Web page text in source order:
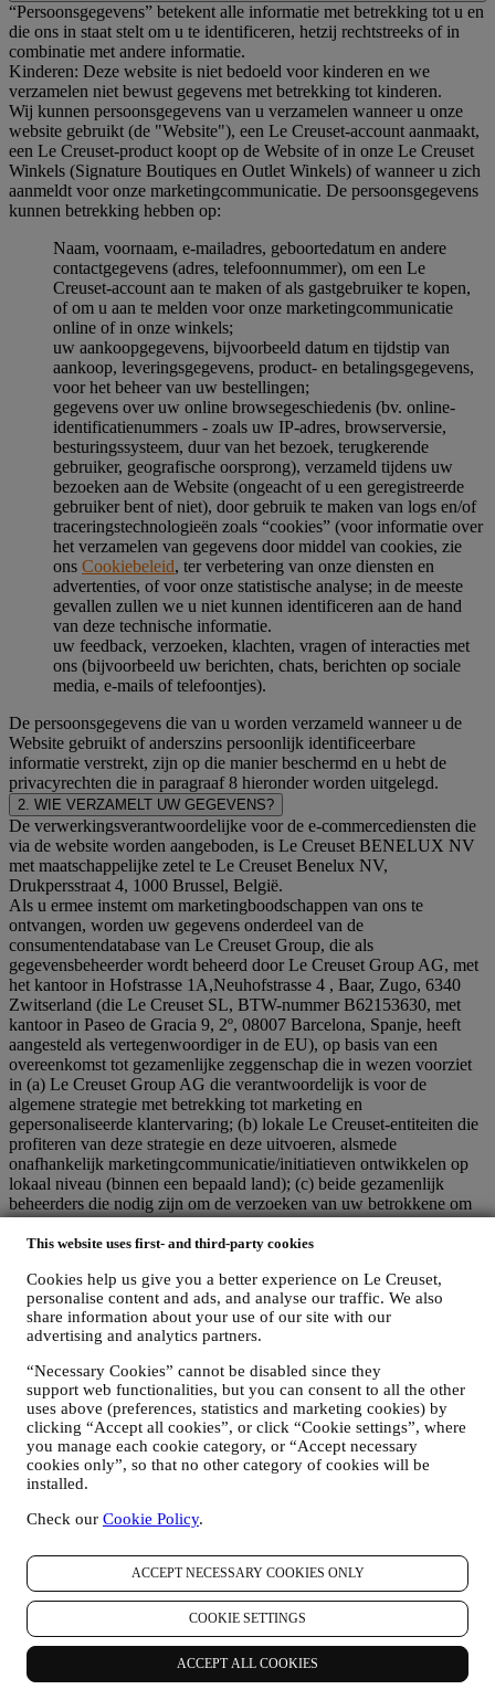
This website uses first- and third-party cookies
Cookies help us give you a better experience on Le Creuset,
personalise content and ads, and analyse our traffic. We also
share information about your use of our site with our
advertising and analytics partners.
“Necessary Cookies” cannot be disabled since they
support web functionalities, but you can consent to all the other
uses above (preferences, statistics and marketing cookies) by
clicking “Accept all cookies”, or click “Cookie settings”, where
you manage each cookie category, or “Accept necessary
cookies only”, so that no other category of cookies will be
installed.
Check our Cookie Policy.
ACCEPT NECESSARY COOKIES ONLY
COOKIE SETTINGS
ACCEPT ALL COOKIES
“Persoonsgegevens” betekent alle informatie met betrekking tot u en
die ons in staat stelt om u te identificeren, hetzij rechtstreeks of in
combinatie met andere informatie.
Kinderen: Deze website is niet bedoeld voor kinderen en we
verzamelen niet bewust gegevens met betrekking tot kinderen.
Wij kunnen persoonsgegevens van u verzamelen wanneer u onze
website gebruikt (de "Website"), een Le Creuset-account aanmaakt,
een Le Creuset-product koopt op de Website of in onze Le Creuset
Winkels (Signature Boutiques en Outlet Winkels) of wanneer u zich
aanmeldt voor onze marketingcommunicatie. De persoonsgegevens
kunnen betrekking hebben op:
Naam, voornaam, e-mailadres, geboortedatum en andere
contactgegevens (adres, telefoonnummer), om een Le
Creuset-account aan te maken of als gastgebruiker te kopen,
of om u aan te melden voor onze marketingcommunicatie
online of in onze winkels;
uw aankoopgegevens, bijvoorbeeld datum en tijdstip van
aankoop, leveringsgegevens, product- en betalingsgegevens,
voor het beheer van uw bestellingen;
gegevens over uw online browsegeschiedenis (bv. online-
identificatienummers - zoals uw IP-adres, browserversie,
besturingssysteem, duur van het bezoek, terugkerende
gebruiker, geografische oorsprong), verzameld tijdens uw
bezoeken aan de Website (ongeacht of u een geregistreerde
gebruiker bent of niet), door gebruik te maken van logs en/of
traceringstechnologieën zoals “cookies” (voor informatie over
het verzamelen van gegevens door middel van cookies, zie
ons Cookiebeleid, ter verbetering van onze diensten en
advertenties, of voor onze statistische analyse; in de meeste
gevallen zullen we u niet kunnen identificeren aan de hand
van deze technische informatie.
uw feedback, verzoeken, klachten, vragen of interacties met
ons (bijvoorbeeld uw berichten, chats, berichten op sociale
media, e-mails of telefoontjes).
De persoonsgegevens die van u worden verzameld wanneer u de
Website gebruikt of anderszins persoonlijk identificeerbare
informatie verstrekt, zijn op die manier beschermd en u hebt de
privacyrechten die in paragraaf 8 hieronder worden uitgelegd.
2. WIE VERZAMELT UW GEGEVENS?
De verwerkingsverantwoordelijke voor de e-commercediensten die
via de website worden aangeboden, is Le Creuset BENELUX NV
met maatschappelijke zetel te Le Creuset Benelux NV,
Drukpersstraat 4, 1000 Brussel, België.
Als u ermee instemt om marketingboodschappen van ons te
ontvangen, worden uw gegevens onderdeel van de
consumentendatabase van Le Creuset Group, die als
gegevensbeheerder wordt beheerd door Le Creuset Group AG, met
het kantoor in Hofstrasse 1A,Neuhofstrasse 4 , Baar, Zugo, 6340
Zwitserland (die Le Creuset SL, BTW-nummer B62153630, met
kantoor in Paseo de Gracia 9, 2º, 08007 Barcelona, Spanje, heeft
aangesteld als vertegenwoordiger in de EU), op basis van een
overeenkomst tot gezamenlijke zeggenschap die in wezen voorziet
in (a) Le Creuset Group AG die verantwoordelijk is voor de
algemene strategie met betrekking tot marketing en
gepersonaliseerde klantervaring; (b) lokale Le Creuset-entiteiten die
profiteren van deze strategie en deze uitvoeren, alsmede
onafhankelijk marketingcommunicatie/initiatieven ontwikkelen op
lokaal niveau (binnen een bepaald land); (c) beide gezamenlijk
beheerders die nodig zijn om de verzoeken van uw betrokkene om
rechten af te handelen.
3. WAAROM VERZAMELEN WIJ DEZE GEGEVENS?
VOOR ONZE WETTELIJKE VERPLICHTINGEN
Mogelijk moeten we bepaalde gegevens over u verwerken om
te voldoen aan onze wettelijke verplichtingen en andere
verplichtingen die voortvloeien uit instructies van de overheid.
OM EEN LE CREUSET-ACCOUNT AAN TE MAKEN
We zullen uw gegevens gebruiken om een Le Creuset-
account aan te maken die u toegang geeft tot een reeks
voordelen voor geregistreerde gebruikers, om beter te kunnen
genieten van onze diensten, zoals sneller afrekenen, meerdere
verzendadressen opslaan, bestellingen bekijken en volgen.
deze diensten aan u als Le Creuset-accounthouder te leveren.
PRODUCTEN, DIENSTEN EN ASSISTENTIE AAN U
TE LEVEREN
Wij zullen uw gegevens gebruiken om onze contractuele
relatie met u, uw aankoop van producten op de Website, uw
gebruik van de Website, eventuele latere hulp na de verkoop
of uw deelname aan onze wedstrijden te beheren. Mogelijk
moeten we bepaalde gegevens over u verwerken voor onze